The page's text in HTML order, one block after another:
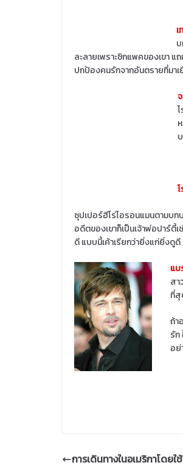
ละลายเพราะซิกแพคของเขา แ
ปกป้องคนรักจากอันตรายที่มา
ซุปเปอร์ฮีโร่ไอรอนแมนตามบท
อดีตของเขาก็เป็นเจ้าพ่อปาร์ตี้
ดี แบบนี้เค้าเรียกว่ายิ่งแก่ยิ่งดูดี
แ
สา
ที่สุ
ถ้า
รัก
อย่
การเดินทางในอเมริกาโดย